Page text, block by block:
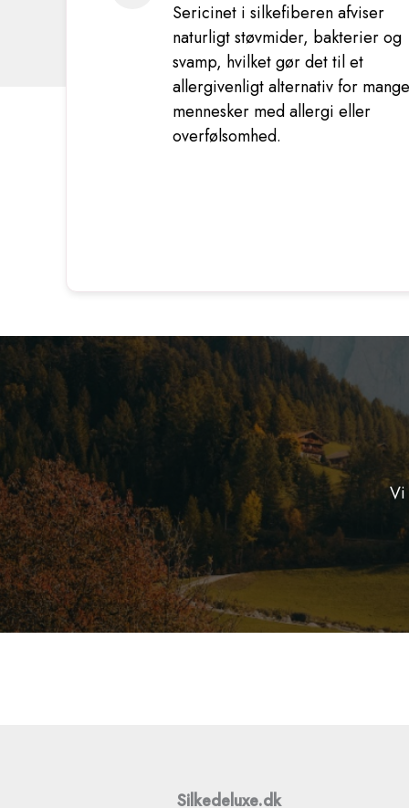
Sericinet i silkefiberen afviser
naturligt støvmider, bakterier og
svamp, hvilket gør det til et
allergivenligt alternativ for mange
mennesker med allergi eller
overfølsomhed.
Vi
Silkedeluxe.dk